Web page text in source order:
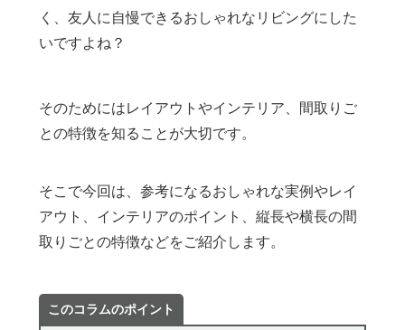
く、友人に自慢できるおしゃれなリビングにした
いですよね？
そのためにはレイアウトやインテリア、間取りご
との特徴を知ることが大切です。
そこで今回は、参考になるおしゃれな実例やレイ
アウト、インテリアのポイント、縦長や横長の間
取りごとの特徴などをご紹介します。
このコラムのポイント